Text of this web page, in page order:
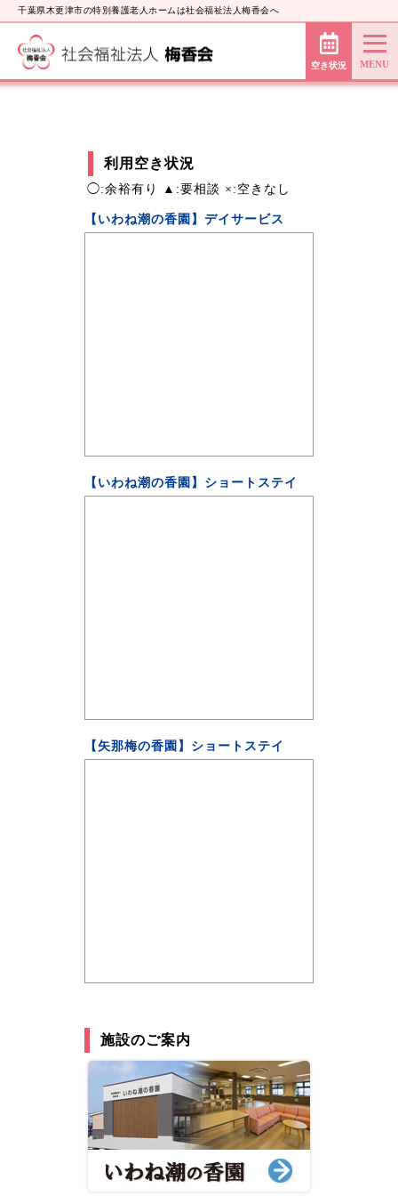
千葉県木更津市の特別養護老人ホームは社会福祉法人梅香会へ
空き状況
利用空き状況
◯:余裕有り ▲:要相談 ×:空きなし
【いわね潮の香園】デイサービス
【いわね潮の香園】ショートステイ
【矢那梅の香園】ショートステイ
施設のご案内